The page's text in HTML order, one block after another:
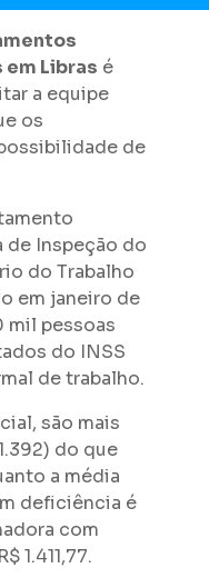
Libras é
a equipe
os
de
de Inspeção do
do Trabalho
em janeiro de
mil pessoas
do INSS
de trabalho.
são mais
do que
a média
deficiência é
com
1.411,77.